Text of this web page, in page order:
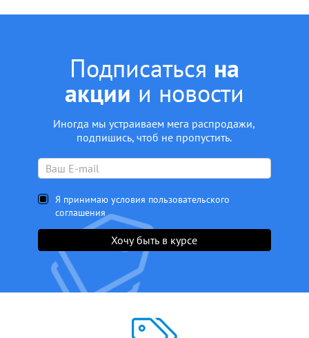
Подписаться на
акции и новости
Иногда мы устраиваем мега распродажи,
подпишись, чтоб не пропустить.
Я принимаю условия пользовательского
соглашения
Хочу быть в курсе